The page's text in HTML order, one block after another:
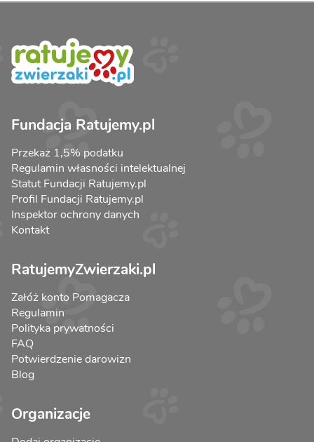
Fundacja Ratujemy.pl
Przekaż 1,5% podatku
Regulamin własności intelektualnej
Statut Fundacji Ratujemy.pl
Profil Fundacji Ratujemy.pl
Inspektor ochrony danych
Kontakt
RatujemyZwierzaki.pl
Załóż konto Pomagacza
Regulamin
Polityka prywatności
FAQ
Potwierdzenie darowizn
Blog
Organizacje